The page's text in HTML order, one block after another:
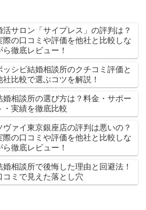
活サロン「サイプレス」の評判は？
際の口コミや評価を他社と比較しな
ら徹底レビュー！
ッシビ結婚相談所のクチコミ評価と
社比較で選ぶコツを解説！
婚相談所の選び方は？料金・サポー
・実績を徹底比較
ヴァイ東京銀座店の評判は悪いの？
際の口コミや評価を他社と比較しな
ら徹底レビュー！
婚相談所で後悔した理由と回避法！
コミで見えた落とし穴